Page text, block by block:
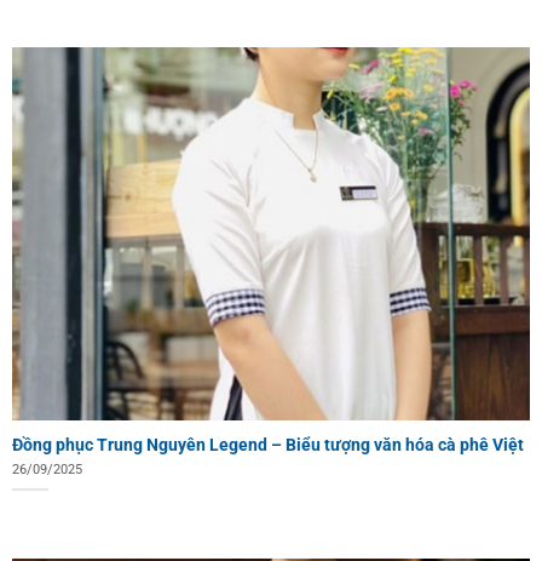
Đồng phục Trung Nguyên Legend – Biểu tượng văn hóa cà phê Việt
26/09/2025